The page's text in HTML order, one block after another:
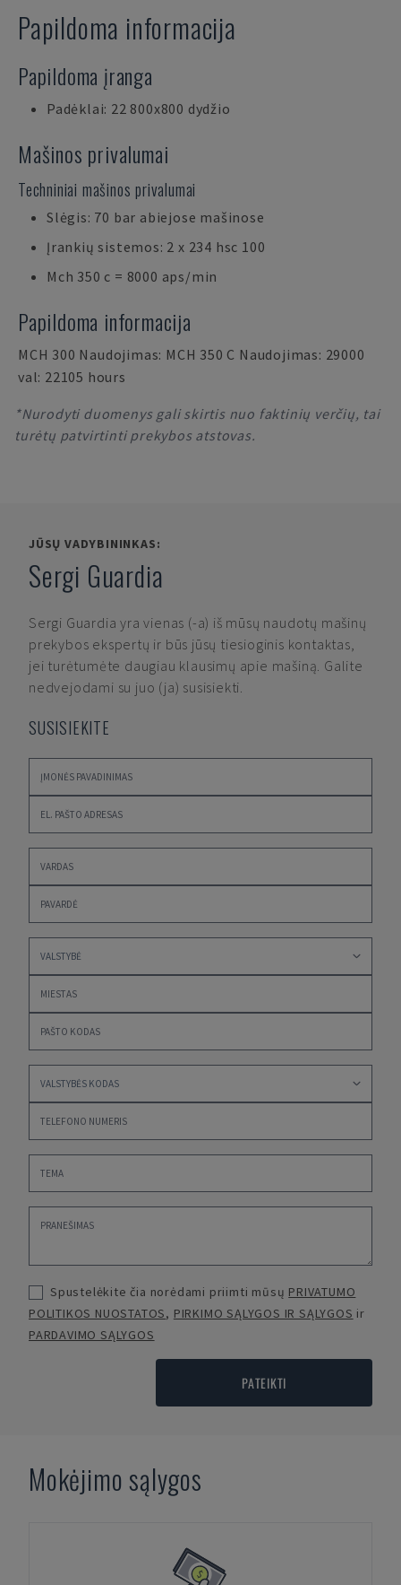
Papildoma informacija
Papildoma įranga
Padėklai: 22 800x800 dydžio
Mašinos privalumai
Techniniai mašinos privalumai
Slėgis: 70 bar abiejose mašinose
Įrankių sistemos: 2 x 234 hsc 100
Mch 350 c = 8000 aps/min
Papildoma informacija
MCH 300 Naudojimas: MCH 350 C Naudojimas: 29000
val: 22105 hours
*Nurodyti duomenys gali skirtis nuo faktinių verčių, tai
turėtų patvirtinti prekybos atstovas.
JŪSŲ VADYBININKAS:
Sergi Guardia
Sergi Guardia yra vienas (-a) iš mūsų naudotų mašinų
prekybos ekspertų ir būs jūsų tiesioginis kontaktas,
jei turėtumėte daugiau klausimų apie mašiną. Galite
nedvejodami su juo (ja) susisiekti.
SUSISIEKITE
Spustelėkite čia norėdami priimti mūsų PRIVATUMO
POLITIKOS NUOSTATOS, PIRKIMO SĄLYGOS IR SĄLYGOS ir
PARDAVIMO SĄLYGOS
PATEIKTI
Mokėjimo sąlygos